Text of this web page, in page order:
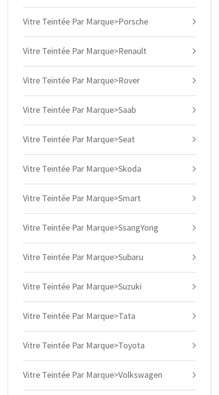
Vitre Teintée Par Marque>Porsche
Vitre Teintée Par Marque>Renault
Vitre Teintée Par Marque>Rover
Vitre Teintée Par Marque>Saab
Vitre Teintée Par Marque>Seat
Vitre Teintée Par Marque>Skoda
Vitre Teintée Par Marque>Smart
Vitre Teintée Par Marque>SsangYong
Vitre Teintée Par Marque>Subaru
Vitre Teintée Par Marque>Suzuki
Vitre Teintée Par Marque>Tata
Vitre Teintée Par Marque>Toyota
Vitre Teintée Par Marque>Volkswagen